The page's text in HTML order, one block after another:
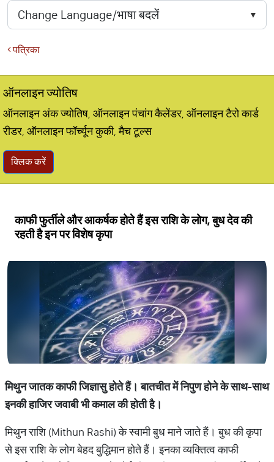
पत्रिका
ऑनलाइन ज्योतिष
ऑनलाइन अंक ज्योतिष, ऑनलाइन पंचांग कैलेंडर, ऑनलाइन टैरो कार्ड
रीडर, ऑनलाइन फॉर्च्यून कुकी, मैच टूल्स
क्लिक करें
काफी फुर्तीले और आकर्षक होते हैं इस राशि के लोग, बुध देव की
रहती है इन पर विशेष कृपा
मिथुन जातक काफी जिज्ञासु होते हैं। बातचीत में निपुण होने के साथ-साथ
इनकी हाजिर जवाबी भी कमाल की होती है।
मिथुन राशि (Mithun Rashi) के स्वामी बुध माने जाते हैं। बुध की कृपा
से इस राशि के लोग बेहद बुद्धिमान होते हैं। इनका व्यक्तित्व काफी